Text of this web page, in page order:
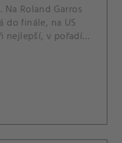
Na Roland Garros
do finále, na US
nejlepší, v pořadí